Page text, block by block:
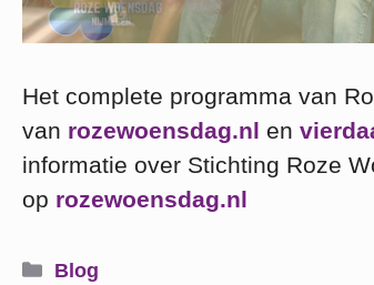
Het complete programma van
van rozewoensdag.nl en
informatie over Stichting Roze
op rozewoensdag.nl
Categorieën
Blog